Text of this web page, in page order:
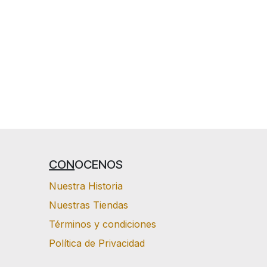
CONOCENOS
Nuestra Historia
Nuestras Tiendas
Términos y condiciones
Política de Privacidad